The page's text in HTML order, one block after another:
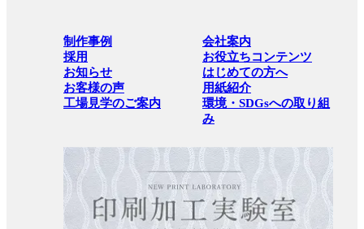
制作事例
会社案内
採用
お役立ちコンテンツ
お知らせ
はじめての方へ
お客様の声
用紙紹介
工場見学のご案内
環境・SDGsへの取り組
み